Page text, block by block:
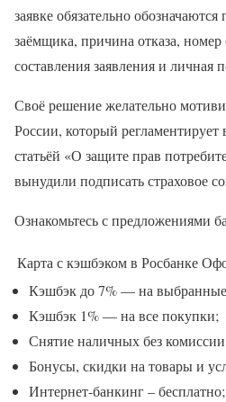
заявке обязательно
заёмщика, причина отказа, номер
составления заявления и личная
Своё решение желательно
России, который регламентирует
статьёй «О защите прав
вынудили подписать страховое
Ознакомьтесь с предложениями
Карта с кэшбэком в Росбанке
Кэшбэк до 7% — на выбранные
Кэшбэк 1% — на все покупки;
Снятие наличных без
Бонусы, скидки на товары и
Интернет-банкинг – бесплатно;